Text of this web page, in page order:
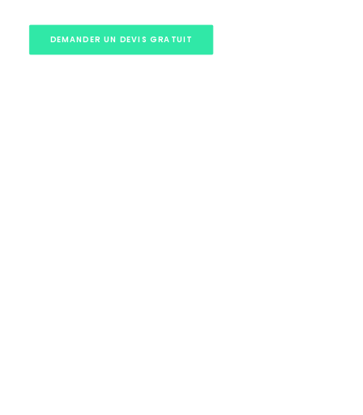
Ressources
DEMANDER UN DEVIS GRATUIT